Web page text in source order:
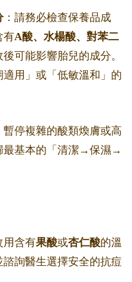
：請務必檢查保養品成
有A酸、水楊酸、對苯二
可能影響胎兒的成分。
用」或「低敏溫和」的
暫停複雜的酸類煥膚或高
最基本的「清潔→保濕→
用含有果酸或杏仁酸的溫
詢醫生選擇安全的抗痘